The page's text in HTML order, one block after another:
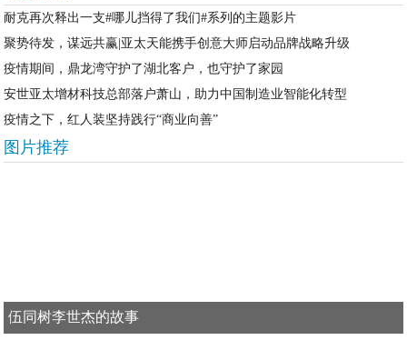
耐克再次释出一支#哪儿挡得了我们#系列的主题影片
聚势待发，谋远共赢|亚太天能携手创意大师启动品牌战略升级
疫情期间，鼎龙湾守护了湖北客户，也守护了家园
安世亚太增材科技总部落户萧山，助力中国制造业智能化转型
疫情之下，红人装坚持践行“商业向善”
图片推荐
伍同树李世杰的故事